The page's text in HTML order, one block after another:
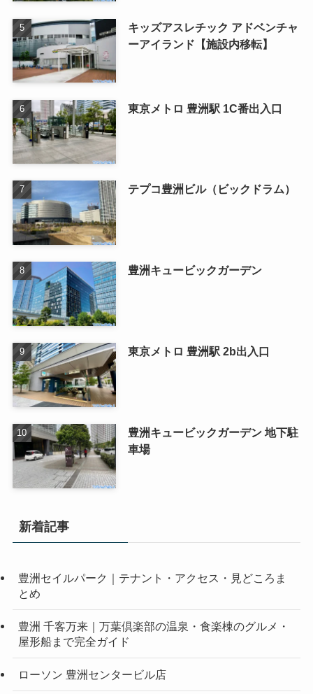
キッズアスレチック アドベンチャ
ーアイランド【施設内移転】
東京メトロ 豊洲駅 1C番出入口
テプコ豊洲ビル（ビックドラム）
豊洲キュービックガーデン
東京メトロ 豊洲駅 2b出入口
豊洲キュービックガーデン 地下駐
車場
新着記事
豊洲セイルパーク｜テナント・アクセス・見どころま
とめ
豊洲 千客万来｜万葉倶楽部の温泉・食楽棟のグルメ・
屋形船まで完全ガイド
ローソン 豊洲センタービル店